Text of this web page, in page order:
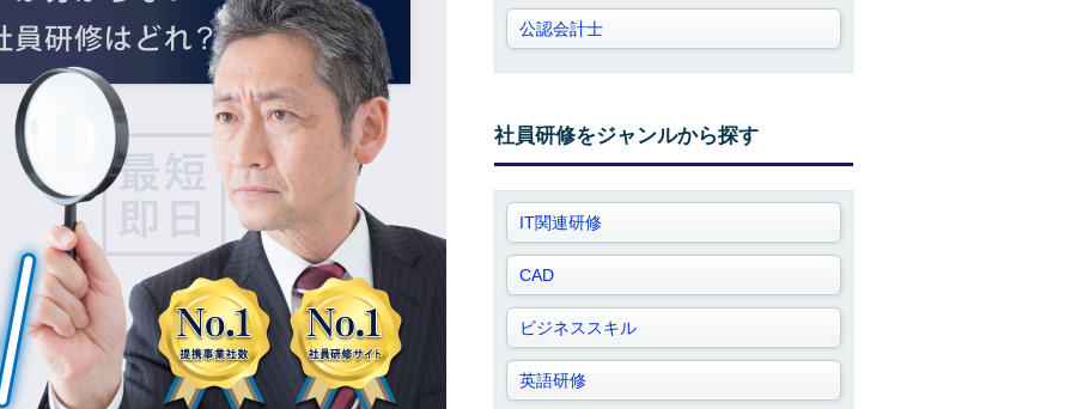
公認会計士
社員研修をジャンルから探す
IT関連研修
CAD
ビジネススキル
英語研修